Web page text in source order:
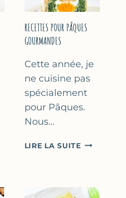
MÈRES
DES
RECETTES POUR PÂQUES
GOURMANDES
Cette année, je
ne cuisine pas
spécialement
pour Pâques.
Nous…
LIRE LA SUITERECETTES